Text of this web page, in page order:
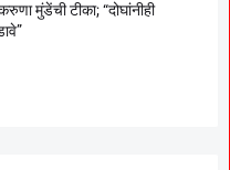
मुंडेंची टीका; “दोघांनीही